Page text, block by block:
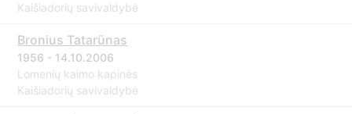
Kaišiadorių savivaldybė
Bronius Tatarūnas
1956 - 14.10.2006
Lomenių kaimo kapinės
Kaišiadorių savivaldybė